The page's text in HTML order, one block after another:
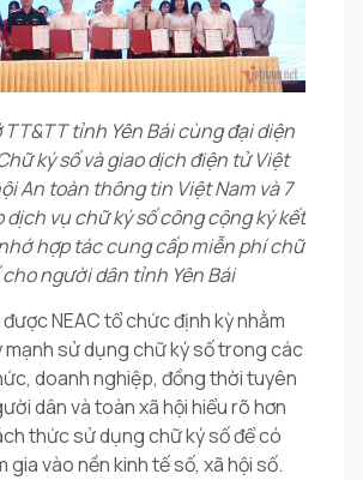
TT&TT tỉnh Yên Bái cùng đại diện
ký số và giao dịch điện tử Việt
An toàn thông tin Việt Nam và 7
vụ chữ ký số công cộng ký kết
hợp tác cung cấp miễn phí chữ
cho người dân tỉnh Yên Bái
NEAC tổ chức định kỳ nhằm
sử dụng chữ ký số trong các
doanh nghiệp, đồng thời tuyên
dân và toàn xã hội hiểu rõ hơn
thức sử dụng chữ ký số để có
gia vào nền kinh tế số, xã hội số.